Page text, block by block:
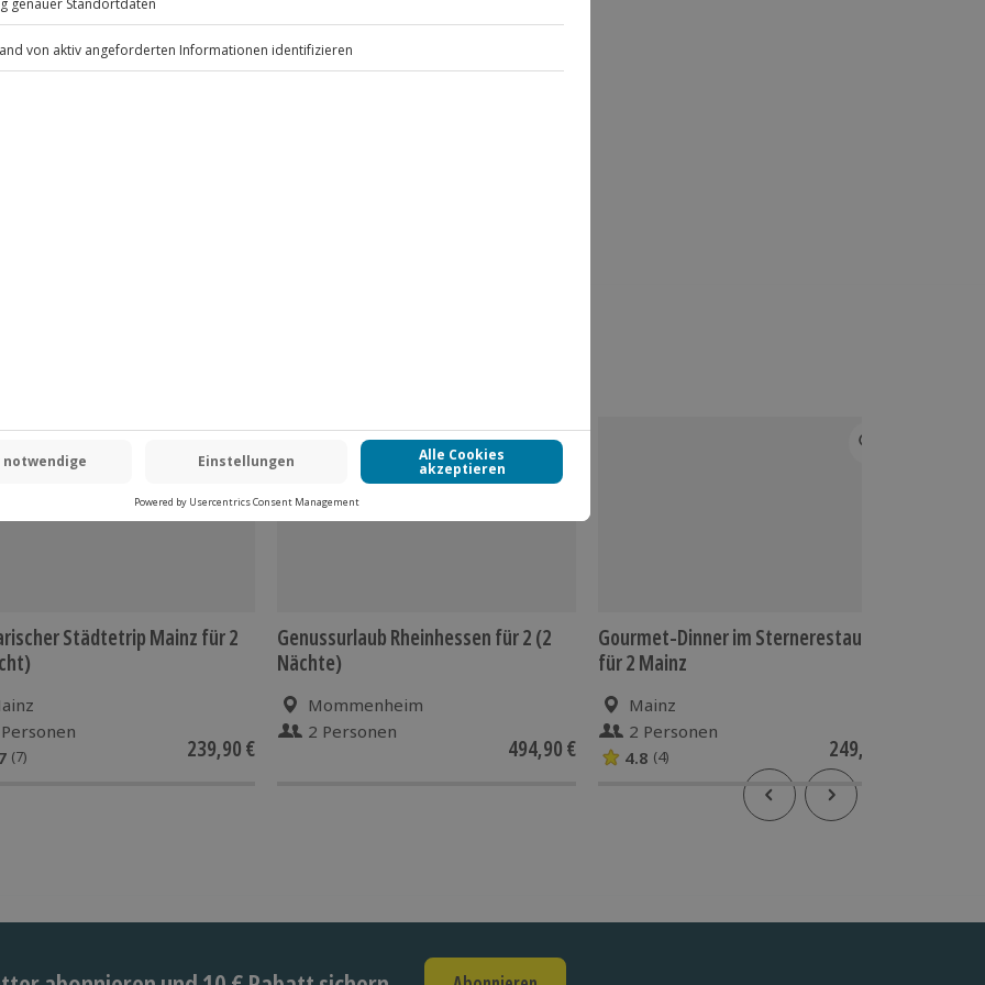
anfallen (die Kosten sind vor
des Club Olympus Spa &
ab dem 16. Januar 2026 bis
zur Verfügung.
bis 16 Jahre)
Städtetrip Mainz für 2
(7) 239,90 €
Genussurlaub Rheinhessen für 2 (2
Nächte)
Mommenheim
2 Personen
494,90 €
Gourmet-Dinner im Sternerestaurant
für 2 Mainz
Mainz
2 Personen
4.8 (4) 249,90 €